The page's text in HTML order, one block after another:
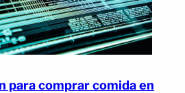
para comprar comida en